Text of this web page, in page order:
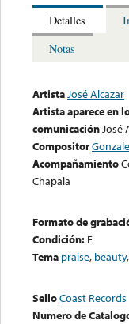
Detalles
Notas
ArtistaJosé Alcazar
Artista aparece en
comunicaciónJosé
Compositor
Acompañamiento
Chapala
Formato de
Condición: E
Tema praise, beauty,
SelloCoast Records
Numero de